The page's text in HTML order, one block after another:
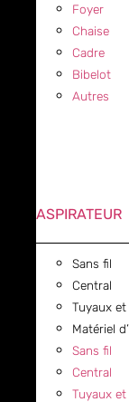
Foyer
Chaise
Cadre
Bibelot
Autres
ASPIRATEUR
Sans fil
Central
Tuyaux
Matériel
Sans fil
Central
Tuyaux